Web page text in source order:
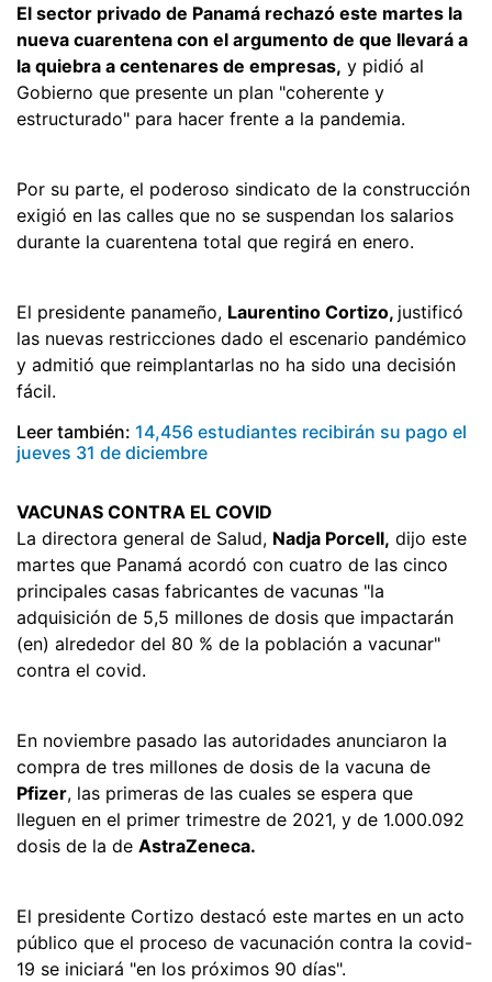
El sector privado de Panamá rechazó este martes la
nueva cuarentena con el argumento de que llevará a
la quiebra a centenares de empresas, y pidió al
Gobierno que presente un plan "coherente y
estructurado" para hacer frente a la pandemia.
Por su parte, el poderoso sindicato de la construcción
exigió en las calles que no se suspendan los salarios
durante la cuarentena total que regirá en enero.
El presidente panameño, Laurentino Cortizo, justificó
las nuevas restricciones dado el escenario pandémico
y admitió que reimplantarlas no ha sido una decisión
fácil.
Leer también: 14,456 estudiantes recibirán su pago el
jueves 31 de diciembre
VACUNAS CONTRA EL COVID
La directora general de Salud, Nadja Porcell, dijo este
martes que Panamá acordó con cuatro de las cinco
principales casas fabricantes de vacunas "la
adquisición de 5,5 millones de dosis que impactarán
(en) alrededor del 80 % de la población a vacunar"
contra el covid.
En noviembre pasado las autoridades anunciaron la
compra de tres millones de dosis de la vacuna de
Pfizer, las primeras de las cuales se espera que
lleguen en el primer trimestre de 2021, y de 1.000.092
dosis de la de AstraZeneca.
El presidente Cortizo destacó este martes en un acto
público que el proceso de vacunación contra la covid-
19 se iniciará "en los próximos 90 días".